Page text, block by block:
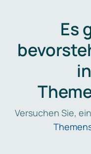
Es
Versuchen Sie,